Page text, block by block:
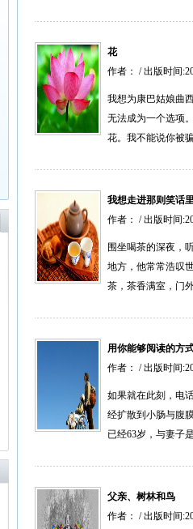
花
作者： / 出版时间
我想为康巴姑娘曲
无法成为一个选项
花。我不能说你被
我想走进那则笑话
作者： / 出版时间
围坐喝茶的深夜，
地方，他常常浩叹
茶，茶香满室，门
用你能够阅读的方
作者： / 出版时间
如果就在此刻，电
经扩散到小肠与腹
已经63岁，与妻子
父亲、树林和鸟
作者： / 出版时间